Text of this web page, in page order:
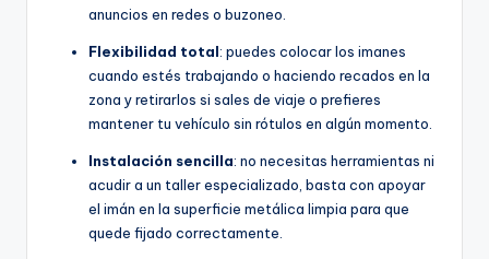
anuncios en redes o buzoneo.
Flexibilidad total: puedes colocar los imanes
cuando estés trabajando o haciendo recados en la
zona y retirarlos si sales de viaje o prefieres
mantener tu vehículo sin rótulos en algún momento.
Instalación sencilla: no necesitas herramientas ni
acudir a un taller especializado, basta con apoyar
el imán en la superficie metálica limpia para que
quede fijado correctamente.